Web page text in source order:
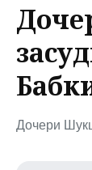
Дочери